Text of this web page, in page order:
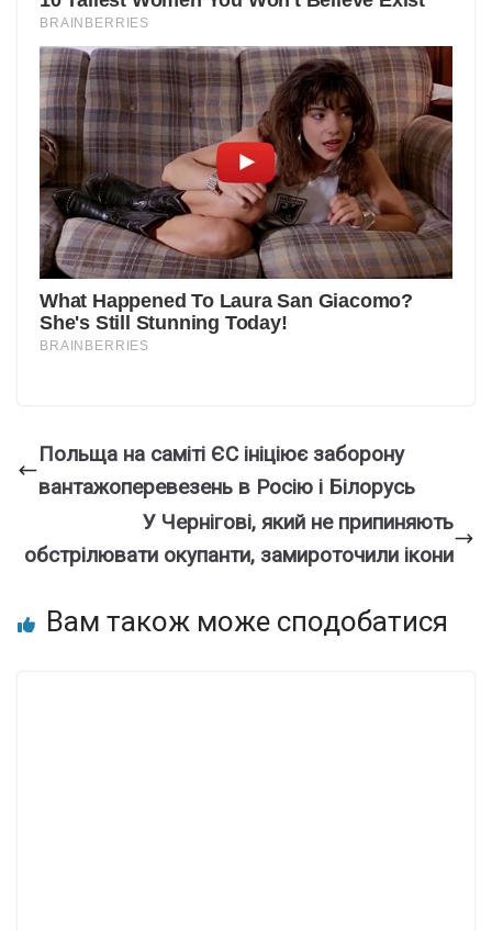
Польща на саміті ЄС ініціює заборону
вантажоперевезень в Росію і Білорусь
У Чернігові, який не припиняють
обстрілювати окупанти, замироточили ікони
Вам також може сподобатися